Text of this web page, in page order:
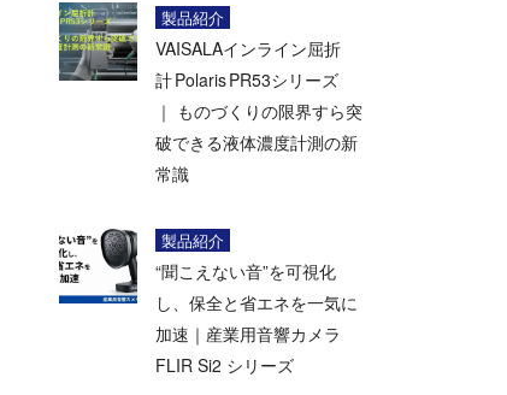
製品紹介
VAISALAインライン屈折
計 Polaris PR53シリーズ
｜ ものづくりの限界すら突
破できる液体濃度計測の新
常識
製品紹介
“聞こえない音”を可視化
し、保全と省エネを一気に
加速｜産業用音響カメラ
FLIR Si2 シリーズ